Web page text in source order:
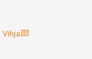
Vihja